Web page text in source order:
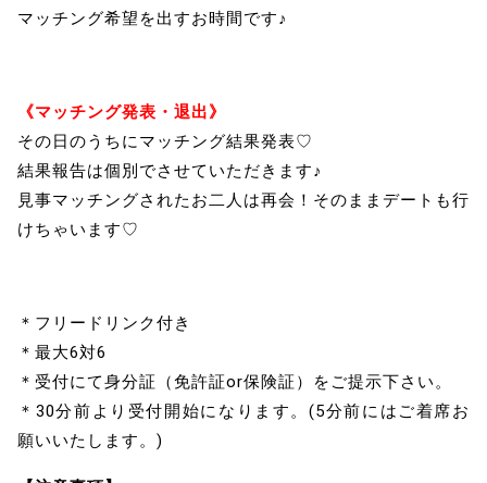
マッチング希望を出すお時間です♪
《マッチング発表・退出》
その日のうちにマッチング結果発表♡
結果報告は個別でさせていただきます♪
見事マッチングされたお二人は再会！そのままデートも行
けちゃいます♡
＊フリードリンク付き
＊最大6対6
＊受付にて身分証（免許証or保険証）をご提示下さい。
＊30分前より受付開始になります。(5分前にはご着席お
願いいたします。)